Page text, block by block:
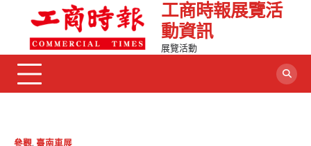
工商時報展覽活
動資訊
展覽活動
參觀, 臺南車展